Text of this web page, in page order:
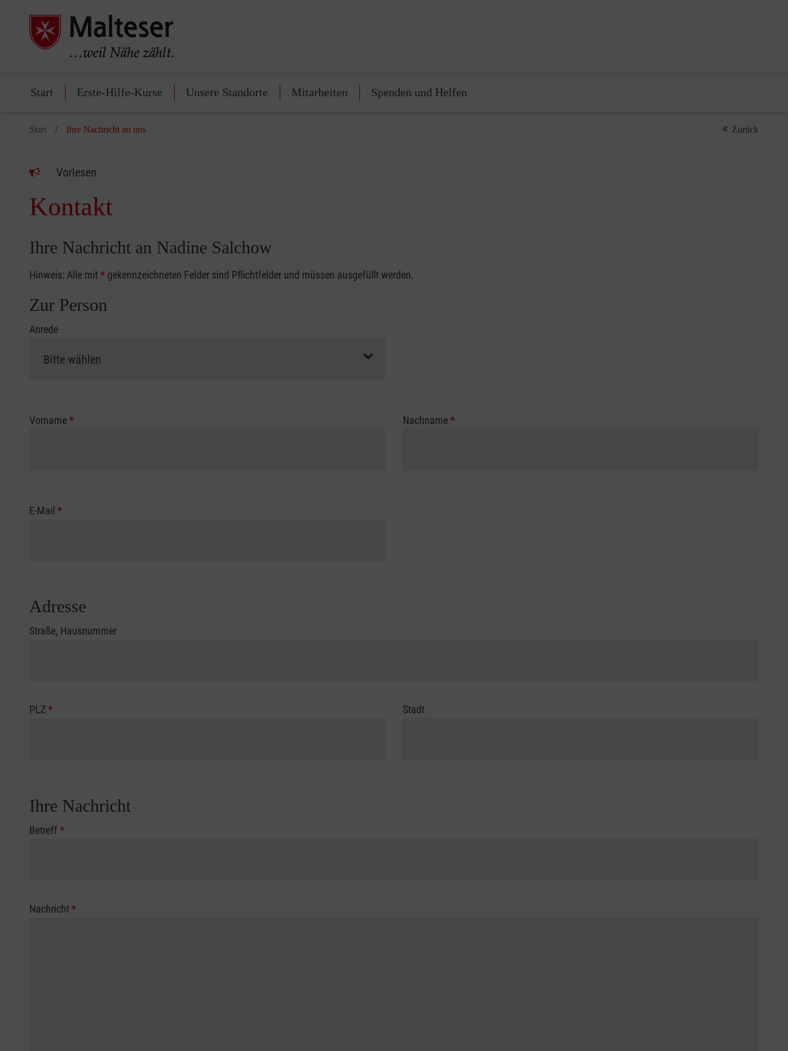
Start Erste-Hilfe-Kurse Unsere Standorte Mitarbeiten Spenden und Helfen
Start Ihre Nachricht an uns Zurück
Vorlesen
Kontakt
Ihre Nachricht an Nadine Salchow
Hinweis: Alle mit* gekennzeichneten Felder sind Pflichtfelder und müssen ausgefüllt werden.
Zur Person
Anrede
Vorname* Nachname*
E-Mail *
Adresse
Straße, Hausnummer
PLZ* Stadt
Ihre Nachricht
Betreff*
Nachricht*